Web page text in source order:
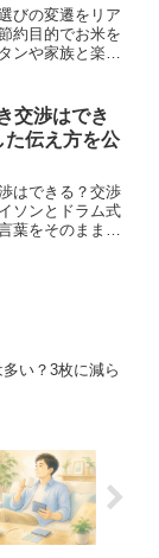
びの変遷をリア
約目的でお米を
ンや家族と楽し
交渉はでき
た伝え方を公
はできる？交渉
ソンとドラム式
葉をそのまま公
い？3枚に減ら